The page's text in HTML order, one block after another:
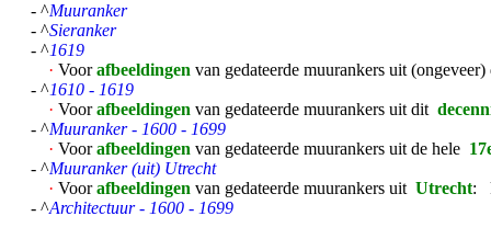
- ^Muuranker
- ^Sieranker
- ^1619
· Voorafbeeldingen van gedateerde muurankers uit
- ^1610 - 1619
· Voorafbeeldingen van gedateerde muurankers uit dit
- ^Muuranker - 1600 - 1699
· Voorafbeeldingen van gedateerde muurankers uit de hele
- ^Muuranker (uit) Utrecht
· Voorafbeeldingen van gedateerde muurankers uit Utrecht:
- ^Architectuur - 1600 - 1699